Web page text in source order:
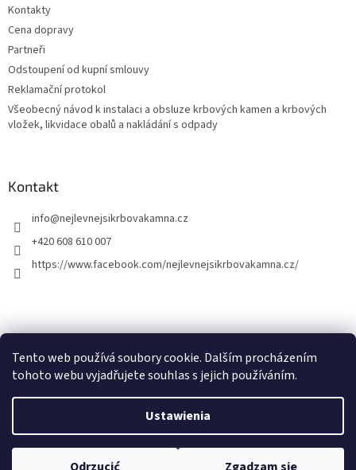
Tento web používá soubory cookie. Dalším procházením
tohoto webu vyjadřujete souhlas s jejich používáním.
Ustawienia
Kontakty
Cena dopravy
Partneři
Odstoupení od kupní smlouvy
Reklamační protokol
Všeobecný návod k instalaci a obsluze krbových kamen a krbových
vložek, likvidace obalů a nakládání s odpady
Kontakt
info@nejlevnejsikrbovakamna.cz
+420 608 610 007
https://www.facebook.com/nejlevnejsikrbovakamna.cz/
Copyright 2026Nejlevnejsikrbovakamna.cz. Wszystkie prawa